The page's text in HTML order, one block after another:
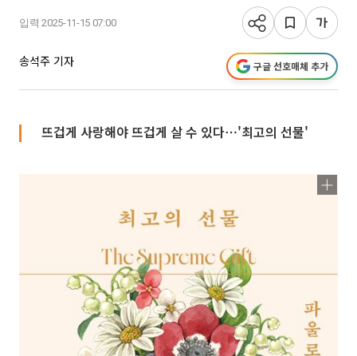
입력 2025-11-15 07:00
송석주 기자 구글 선호매체 추가
뜨겁게 사랑해야 뜨겁게 살 수 있다⋯'최고의 선물'